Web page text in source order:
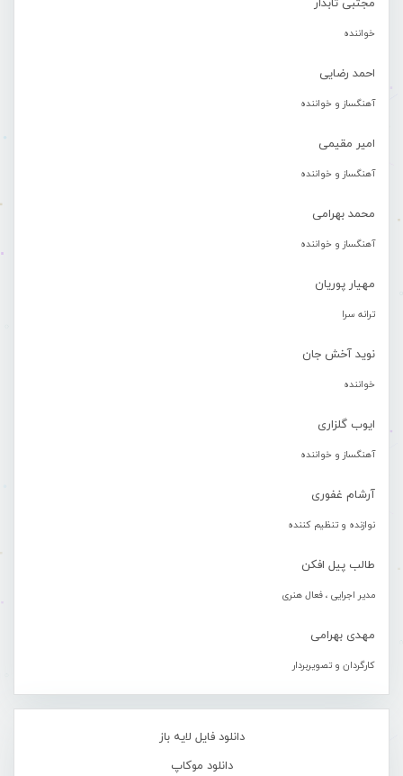
مجتبی تابدار
خواننده
احمد رضایی
آهنگساز و خواننده
امیر مقیمی
آهنگساز و خواننده
محمد بهرامی
آهنگساز و خواننده
مهیار پوریان
ترانه سرا
نوید آخش جان
خواننده
ایوب گلزاری
آهنگساز و خواننده
آرشام غفوری
نوازنده و تنظیم کننده
طالب پیل افکن
مدیر اجرایی ، فعال هنری
مهدی بهرامی
کارگردان و تصویربردار
دانلود فایل لایه باز
دانلود موکاپ